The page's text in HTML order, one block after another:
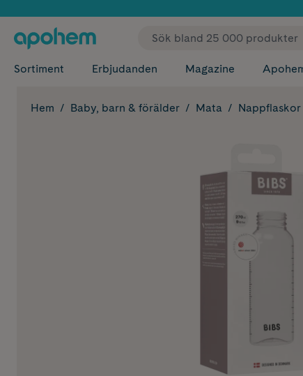
✓
Sortiment Erbjudanden Magazine
Hem Baby, barn & förälder Mata